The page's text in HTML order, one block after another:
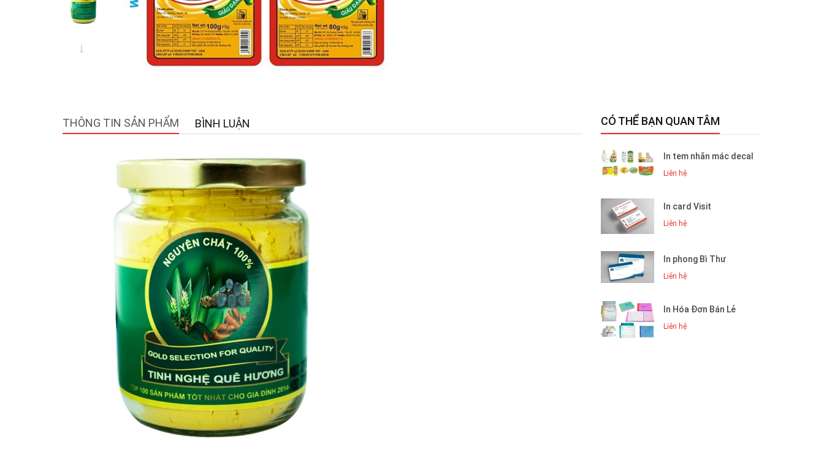
THÔNG TIN SẢN PHẨM BÌNH LUẬN CÓ THỂ BẠN QUAN TÂM
In tem nhãn mác decal
Liên hệ
In card Visit
Liên hệ
In phong Bì Thư
Liên hệ
In Hóa Đơn Bán Lẻ
Liên hệ